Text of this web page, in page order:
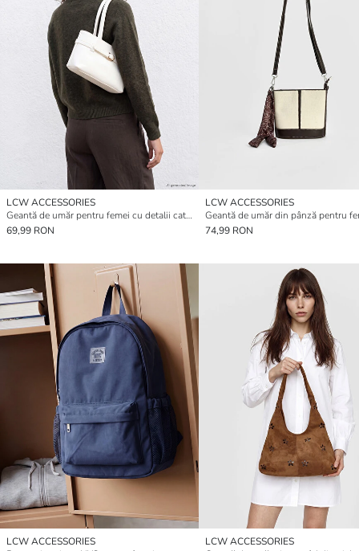
LCW ACCESSORIES
Geantă de umăr pentru femei cu detalii cataramă din piele ecologică
69,99 RON
LCW ACCESSORIES
Geantă de umăr din pânză pentru
74,99 RON
LCW ACCESSORIES
LCW ACCESSORIES